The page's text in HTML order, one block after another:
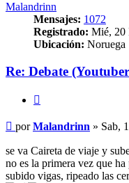
Malandrinn
Mensajes: 1072
Registrado: Mié, 20
Ubicación: Noruega
Re: Debate
Mensaje
porMalandrinn » Sab,
se va Caireta de viaje y
no es la primera vez que
subido vigas, ripeado las